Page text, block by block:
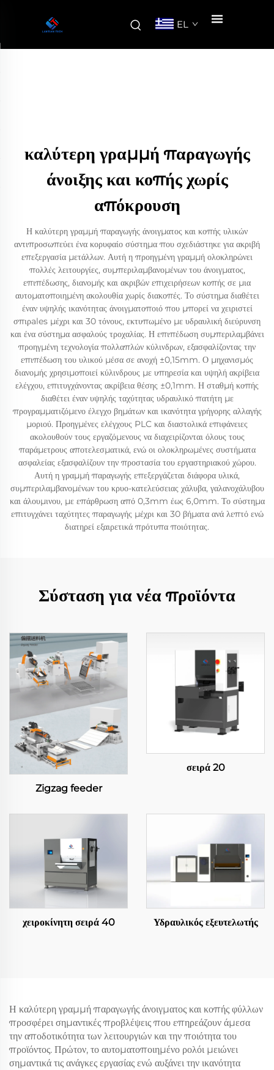
EL
καλύτερη γραμμή παραγωγής
άνοιξης και κοπής χωρίς
απόκρουση
Η καλύτερη γραμμή παραγωγής άνοιγματος και κοπής υλικών
αντιπροσωπεύει ένα κορυφαίο σύστημα που σχεδιάστηκε για ακριβή
επεξεργασία μετάλλων. Αυτή η προηγμένη γραμμή ολοκληρώνει
πολλές λειτουργίες, συμπεριλαμβανομένων του άνοιγματος,
επιπέδωσης, διανομής και ακριβών επιχειρήσεων κοπής σε μια
αυτοματοποιημένη ακολουθία χωρίς διακοπές. Το σύστημα διαθέτει
έναν υψηλής ικανότητας άνοιγματοποιό που μπορεί να χειριστεί
σπιρales μέχρι και 30 τόνους, εκτυπωμένο με υδραυλική διεύρυνση
και ένα σύστημα ασφαλούς τροχαλίας. Η επιπέδωση συμπεριλαμβάνει
προηγμένη τεχνολογία πολλαπλών κύλινδρων, εξασφαλίζοντας την
επιπέδωση του υλικού μέσα σε ανοχή ±0,15mm. Ο μηχανισμός
διανομής χρησιμοποιεί κύλινδρους με υπηρεσία και υψηλή ακρίβεια
ελέγχου, επιτυγχάνοντας ακρίβεια θέσης ±0,1mm. Η σταθμή κοπής
διαθέτει έναν υψηλής ταχύτητας υδραυλικό πατήτη με
προγραμματιζόμενο έλεγχο βημάτων και ικανότητα γρήγορης αλλαγής
μοριού. Προηγμένες ελέγχους PLC και διαστολικά επιφάνειες
ακολουθούν τους εργαζόμενους να διαχειρίζονται όλους τους
παράμετρους αποτελεσματικά, ενώ οι ολοκληρωμένες συστήματα
ασφαλείας εξασφαλίζουν την προστασία του εργαστηριακού χώρου.
Αυτή η γραμμή παραγωγής επεξεργάζεται διάφορα υλικά,
συμπεριλαμβανομένων του κρυο-κατελεύσειας χάλυβα, γαλανοχάλυβου
και άλουμινου, με επάρθρωση από 0,3mm έως 6,0mm. Το σύστημα
επιτυγχάνει ταχύτητες παραγωγής μέχρι και 30 βήματα ανά λεπτό ενώ
διατηρεί εξαιρετικά πρότυπα ποιότητας.
Σύσταση για νέα προϊόντα
Zigzag feeder
σειρά 20
χειροκίνητη σειρά 40 Υδραυλικός εξευτελωτής
Η καλύτερη γραμμή παραγωγής άνοιγματος και κοπής φύλλων
προσφέρει σημαντικές προβλέψεις που επηρεάζουν άμεσα
την αποδοτικότητα των λειτουργιών και την ποιότητα του
προϊόντος. Πρώτον, το αυτοματοποιημένο ρολόι μειώνει
σημαντικά τις ανάγκες εργασίας ενώ αυξάνει την ικανότητα